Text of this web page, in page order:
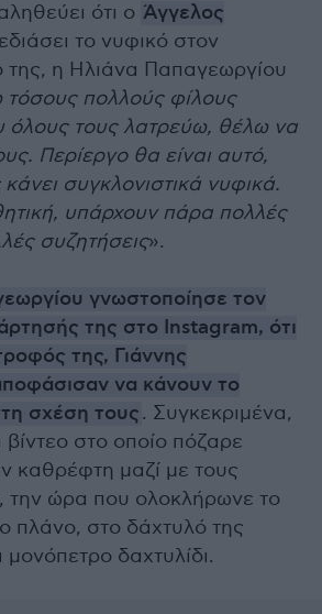
ότι ο Άγγελος
το νυφικό στον
της, η Ηλιάνα Παπαγεωργίου
τόσους πολλούς φίλους
όλους τους λατρεύω, θέλω να
Περίεργο θα είναι αυτό,
συγκλονιστικά νυφικά.
υπάρχουν πάρα πολλές
συζητήσεις».
γνωστοποίησε τον
της στο Instagram, ότι
της, Γιάννης
να κάνουν το
σχέση τους. Συγκεκριμένα,
στο οποίο πόζαρε
καθρέφτη μαζί με τους
την ώρα που ολοκλήρωνε το
πλάνο, στο δάχτυλό της
μονόπετρο δαχτυλίδι.